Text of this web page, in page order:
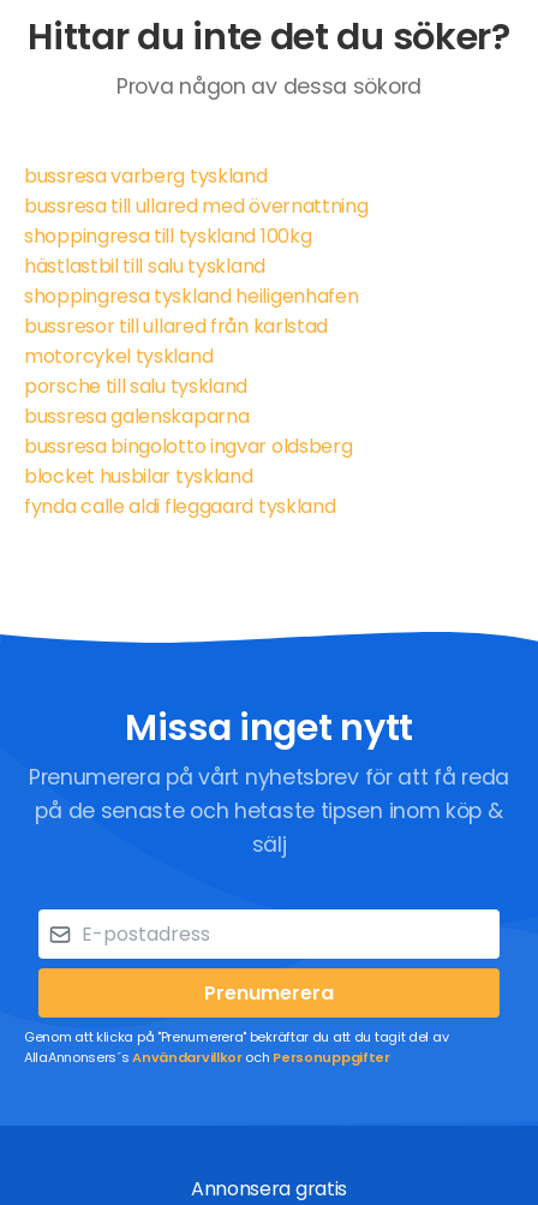
Hittar du inte det du söker?
Prova någon av dessa sökord
bussresa varberg tyskland
bussresa till ullared med övernattning
shoppingresa till tyskland 100kg
hästlastbil till salu tyskland
shoppingresa tyskland heiligenhafen
bussresor till ullared från karlstad
motorcykel tyskland
porsche till salu tyskland
bussresa galenskaparna
bussresa bingolotto ingvar oldsberg
blocket husbilar tyskland
fynda calle aldi fleggaard tyskland
Missa inget nytt
Prenumerera på vårt nyhetsbrev för att få reda
på de senaste och hetaste tipsen inom köp &
sälj
Prenumerera
Genom att klicka på "Prenumerera" bekräftar du att du tagit del av
AllaAnnonsers´sAnvändarvillkoroch Personuppgifter
Annonsera gratis